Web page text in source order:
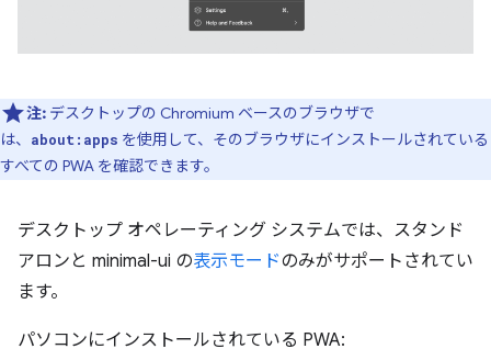
注: デスクトップの Chromium ベースのブラウザで
は、
about:apps を使用して、そのブラウザにインストールされている
すべての PWA を確認できます。
デスクトップ オペレーティング システムでは、スタンド
アロンと minimal-ui の表示モードのみがサポートされてい
ます。
パソコンにインストールされている PWA: